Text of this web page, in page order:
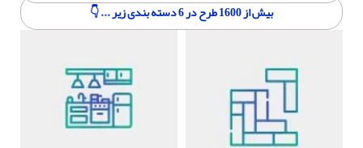
بیش از 1600 طرح در 6 دسته بندی زیر ... 👇